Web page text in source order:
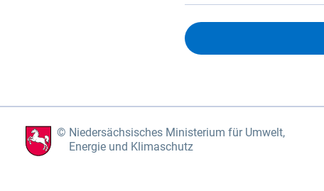
Niedersächsisches Ministerium für Umwelt,
Energie und Klimaschutz